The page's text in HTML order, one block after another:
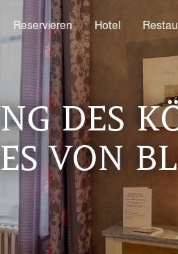
Reservieren Hotel
DES
VON